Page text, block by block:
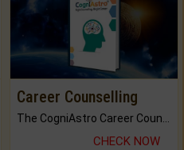
Career Counselling
The CogniAstro Career Counselling Report is the most comprehensive report available on this topic.
CHECK NOW